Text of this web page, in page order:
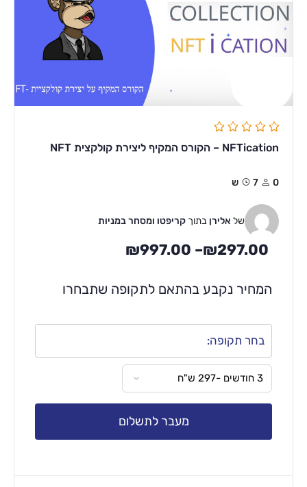
NFTication – הקורס המקיף ליצירת קולקצית NFT
0 7ש
של אלירן בתוך קריפטו ומסחר במניות
₪297.00
–
₪997.00
המחיר נקבע בהתאם לתקופה שתבחרו
בחר תקופה:
מעבר לתשלום